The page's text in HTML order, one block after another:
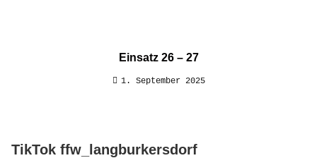
Einsatz 26 – 27
1. September 2025
TikTok ffw_langburkersdorf